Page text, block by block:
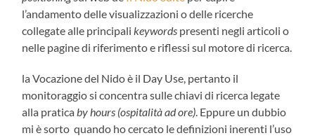
l’andamento delle visualizzazioni o delle ricerche
collegate alle principalikeywords presenti negli articoli o
nelle pagine di riferimento e riflessi sul motore di ricerca.
la Vocazione del Nido è il Day Use, pertanto il
monitoraggio si concentra sulle chiavi di ricerca legate
alla praticaby hours (ospitalità ad ore). Eppure un dubbio
mi è sorto quando ho cercato le definizioni inerenti l’uso